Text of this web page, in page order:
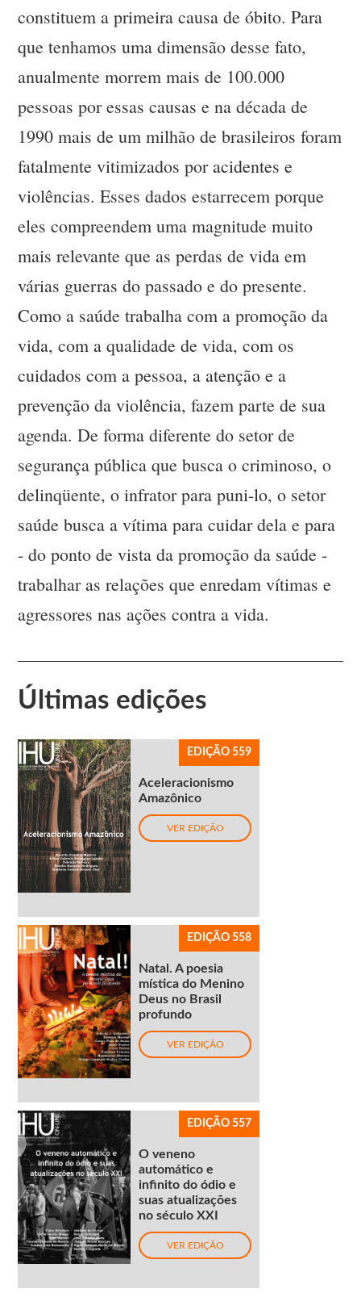
constituem a primeira causa de óbito. Para
que tenhamos uma dimensão desse fato,
anualmente morrem mais de 100.000
pessoas por essas causas e na década de
1990 mais de um milhão de brasileiros foram
fatalmente vitimizados por acidentes e
violências. Esses dados estarrecem porque
eles compreendem uma magnitude muito
mais relevante que as perdas de vida em
várias guerras do passado e do presente.
Como a saúde trabalha com a promoção da
vida, com a qualidade de vida, com os
cuidados com a pessoa, a atenção e a
prevenção da violência, fazem parte de sua
agenda. De forma diferente do setor de
segurança pública que busca o criminoso, o
delinqüente, o infrator para puni-lo, o setor
saúde busca a vítima para cuidar dela e para
- do ponto de vista da promoção da saúde -
trabalhar as relações que enredam vítimas e
agressores nas ações contra a vida.
Últimas edições
EDIÇÃO 559
Aceleracionismo
Amazônico
VER EDIÇÃO
EDIÇÃO 558
Natal. A poesia
mística do Menino
Deus no Brasil
profundo
VER EDIÇÃO
EDIÇÃO 557
O veneno
automático e
infinito do ódio e
suas atualizações
no século XXI
VER EDIÇÃO